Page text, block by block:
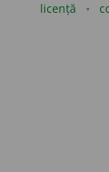
licență